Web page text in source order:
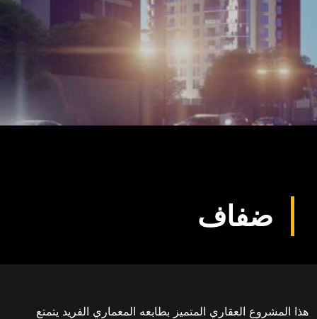
ضفاف
هذا المشروع العقاري المتميز بطابعه المعماري الفريد يتمتع